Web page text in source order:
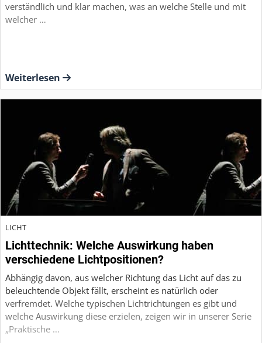
verständlich und klar machen, was an welche Stelle und mit
welcher …
Weiterlesen
LICHT
Lichttechnik: Welche Auswirkung haben
verschiedene Lichtpositionen?
Abhängig davon, aus welcher Richtung das Licht auf das zu
beleuchtende Objekt fällt, erscheint es natürlich oder
verfremdet. Welche typischen Lichtrichtungen es gibt und
welche Auswirkung diese erzielen, zeigen wir in unserer Serie
„Praktische …